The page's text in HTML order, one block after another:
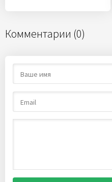
Комментарии (0)